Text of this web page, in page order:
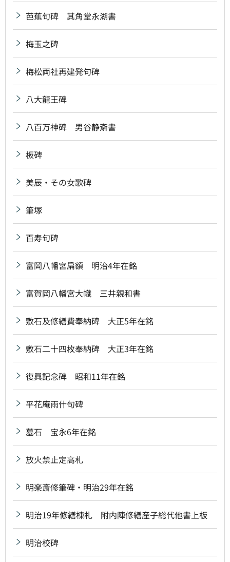
芭蕉句碑 其角堂永湖書
梅玉之碑
梅松両社再建発句碑
八大龍王碑
八百万神碑 男谷静斎書
板碑
美辰・その女歌碑
筆塚
百寿句碑
富岡八幡宮扁額 明治4年在銘
富賀岡八幡宮大幟 三井親和書
敷石及修繕費奉納碑 大正5年在銘
敷石二十四枚奉納碑 大正3年在銘
復興記念碑 昭和11年在銘
平花庵雨什句碑
墓石 宝永6年在銘
放火禁止定高札
明楽斎修筆碑・明治29年在銘
明治19年修繕棟札 附内陣修繕産子総代他書上板
明治校碑